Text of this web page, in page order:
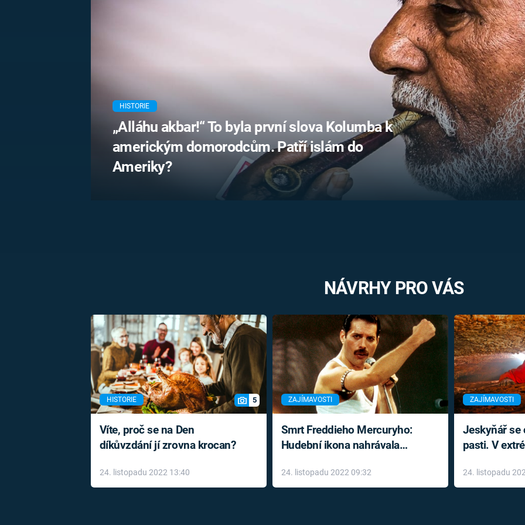
MIMOZEMŠŤANÉ
UTAJENÉ PŘÍBĚHY
ČESKÝCH DĚJIN
FILMY
REALITA
HORORY
REALITA
OPTICKÉ
KLAMY
HISTORIE
„Alláhu akbar!“ To byla první slova Kolumba k
americkým domorodcům. Patří islám do
Ameriky?
NÁVRHY PRO VÁS
HISTORIE 5
Víte, proč se na Den
díkůvzdání jí zrovna krocan?
24. listopadu 2022 13:40
ZAJÍMAVOSTI
Smrt Freddieho Mercuryho:
Hudební ikona nahrávala
léky
24. listopadu 2022 09:32
ZAJÍMAVOSTI
Jeskyňář se
pasti. V
24. listopadu